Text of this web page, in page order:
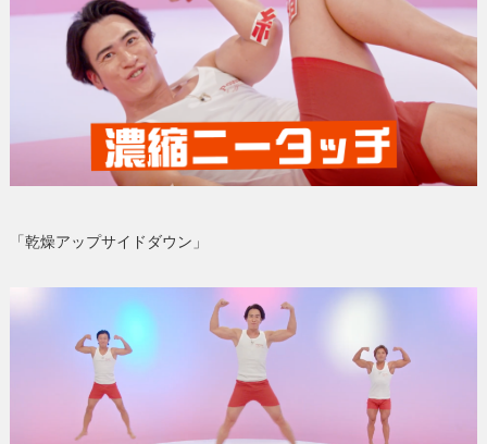
「乾燥アップサイドダウン」